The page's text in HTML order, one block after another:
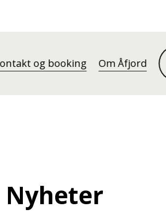
og booking Om Åfjord
Nyheter